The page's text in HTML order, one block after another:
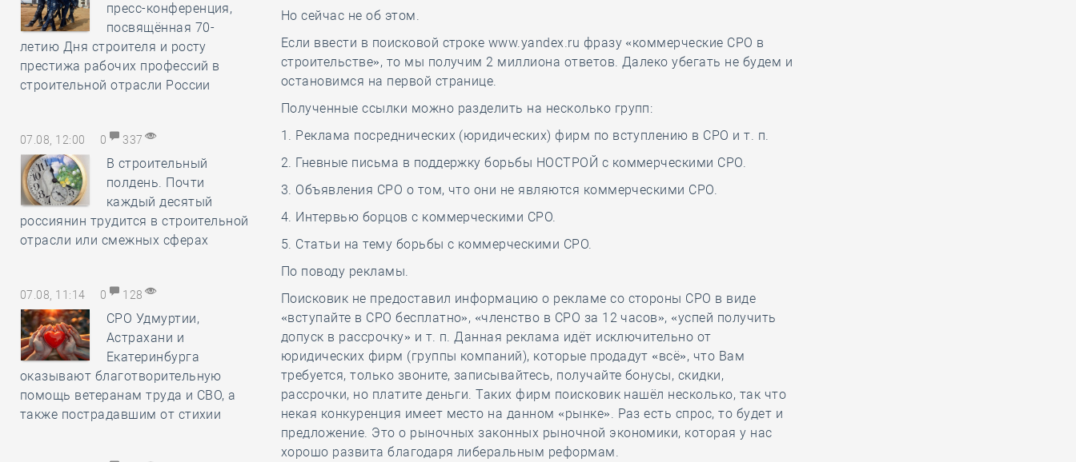
пресс-конференция,
посвящённая 70-
летию Дня строителя и росту
престижа рабочих профессий в
строительной отрасли России
07.08, 12:00 0 337
В строительный
полдень. Почти
каждый десятый
россиянин трудится в строительной
отрасли или смежных сферах
07.08, 11:14 0 128
СРО Удмуртии,
Астрахани и
Екатеринбурга
оказывают благотворительную
помощь ветеранам труда и СВО, а
также пострадавшим от стихии
Но сейчас не об этом.
Если ввести в поисковой строке www.yandex.ru фразу «коммерческие СРО в
строительстве», то мы получим 2 миллиона ответов. Далеко убегать не будем и
остановимся на первой странице.
Полученные ссылки можно разделить на несколько групп:
1. Реклама посреднических (юридических) фирм по вступлению в СРО и т. п.
2. Гневные письма в поддержку борьбы НОСТРОЙ с коммерческими СРО.
3. Объявления СРО о том, что они не являются коммерческими СРО.
4. Интервью борцов с коммерческими СРО.
5. Статьи на тему борьбы с коммерческими СРО.
По поводу рекламы.
Поисковик не предоставил информацию о рекламе со стороны СРО в виде
«вступайте в СРО бесплатно», «членство в СРО за 12 часов», «успей получить
допуск в рассрочку» и т. п. Данная реклама идёт исключительно от
юридических фирм (группы компаний), которые продадут «всё», что Вам
требуется, только звоните, записывайтесь, получайте бонусы, скидки,
рассрочки, но платите деньги. Таких фирм поисковик нашёл несколько, так что
некая конкуренция имеет место на данном «рынке». Раз есть спрос, то будет и
предложение. Это о рыночных законных рыночной экономики, которая у нас
хорошо развита благодаря либеральным реформам.